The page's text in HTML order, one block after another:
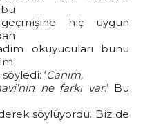
hiç uygun
okuyucuları bunu
‘Canım,
ne farkı var.’ Bu
söylüyordu. Biz de